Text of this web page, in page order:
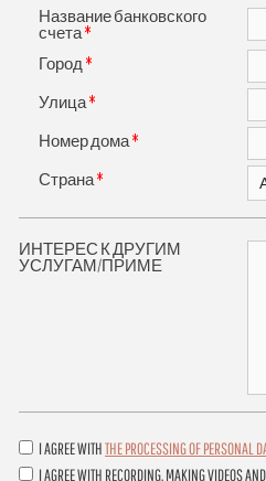
Название банковского
счета*
Город *
Улица*
Номер дома*
Страна*
ИНТЕРЕС К ДРУГИМ
УСЛУГАМ/ПРИМЕ
I AGREE WITHTHE PROCESSING OF PERSONAL
I AGREE WITH RECORDING, MAKING VIDEOS